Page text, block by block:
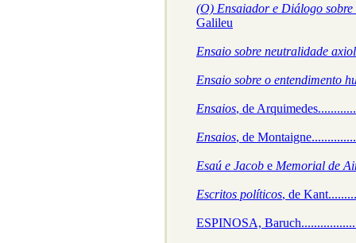
(O) Ensaiador e Diálogo sobre
Galileu
Ensaio sobre neutralidade
Ensaio sobre o entendimento
Ensaios, de
Ensaios, de
Esaú e Jacob e Memorial de
Escritos políticos, de
ESPINOSA,